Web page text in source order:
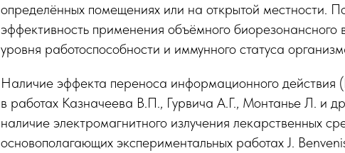
определённых помещениях или на открытой местности.
эффективность применения объёмного биорезонансного
уровня работоспособности и иммунного статуса
Наличие эффекта переноса информационного
в работах Казначеева В.П., Гурвича А.Г., Монтанье Л. и
наличие электромагнитного излучения лекарственных
основополагающих экспериментальных работах J.